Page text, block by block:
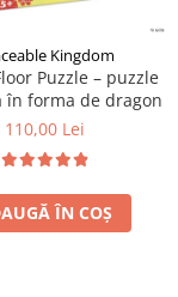
Kingdom
Puzzle – puzzle
în forma de dragon
110,00 Lei
ÎN COȘ